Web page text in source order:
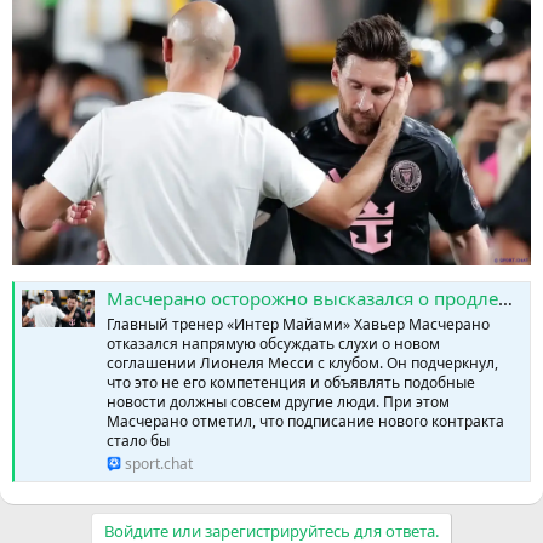
Масчерано осторожно высказался о продлении контракта Месси с «Интер Майами» » SPORTCHAT - Новости спорта | Футбол | Онлайн трансляции | Чат | Результаты матчей | Спорт | Прогнозы на спорт
Главный тренер «Интер Майами» Хавьер Масчерано
отказался напрямую обсуждать слухи о новом
соглашении Лионеля Месси с клубом. Он подчеркнул,
что это не его компетенция и объявлять подобные
новости должны совсем другие люди. При этом
Масчерано отметил, что подписание нового контракта
стало бы
sport.chat
Войдите или зарегистрируйтесь для ответа.